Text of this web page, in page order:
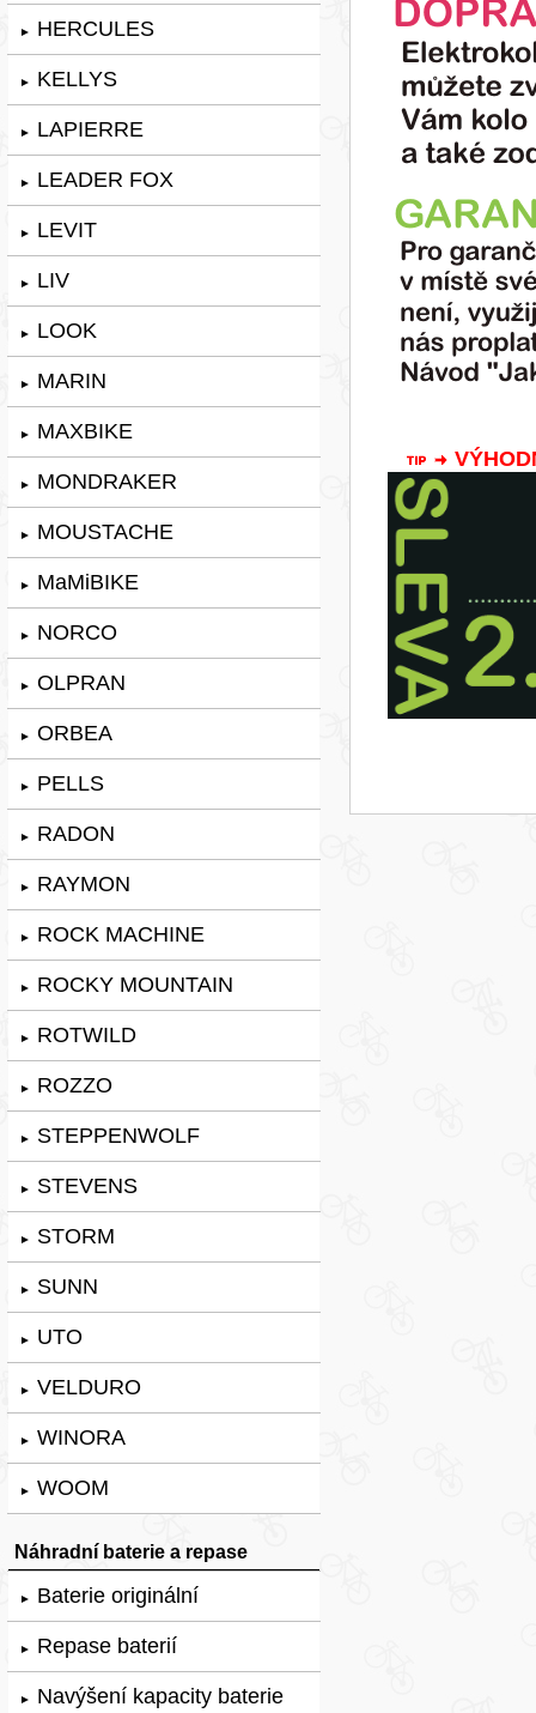
► HERCULES
► KELLYS
► LAPIERRE
► LEADER FOX
► LEVIT
► LIV
► LOOK
► MARIN
► MAXBIKE
► MONDRAKER
► MOUSTACHE
► MaMiBIKE
► NORCO
► OLPRAN
► ORBEA
► PELLS
► RADON
► RAYMON
► ROCK MACHINE
► ROCKY MOUNTAIN
► ROTWILD
► ROZZO
► STEPPENWOLF
► STEVENS
► STORM
► SUNN
► UTO
► VELDURO
► WINORA
► WOOM
Náhradní baterie a repase
► Baterie originální
► Repase baterií
► Navýšení kapacity baterie